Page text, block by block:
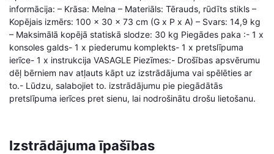
informācija: – Krāsa: Melna – Materiāls: Tērauds, rūdīts stikls –
Kopējais izmērs: 100 x 30 x 73 cm (G x P x A) – Svars: 14,9 kg
– Maksimālā kopējā statiskā slodze: 30 kg Piegādes paka :- 1 x
konsoles galds- 1 x piederumu komplekts- 1 x pretslīpuma
ierīce- 1 x instrukcija VASAGLE Piezīmes:- Drošības apsvērumu
dēļ bērniem nav atļauts kāpt uz izstrādājuma vai spēlēties ar
to.- Lūdzu, salabojiet to. izstrādājumu pie piegādātās
pretslīpuma ierīces pret sienu, lai nodrošinātu drošu lietošanu.
Izstrādājuma īpašības